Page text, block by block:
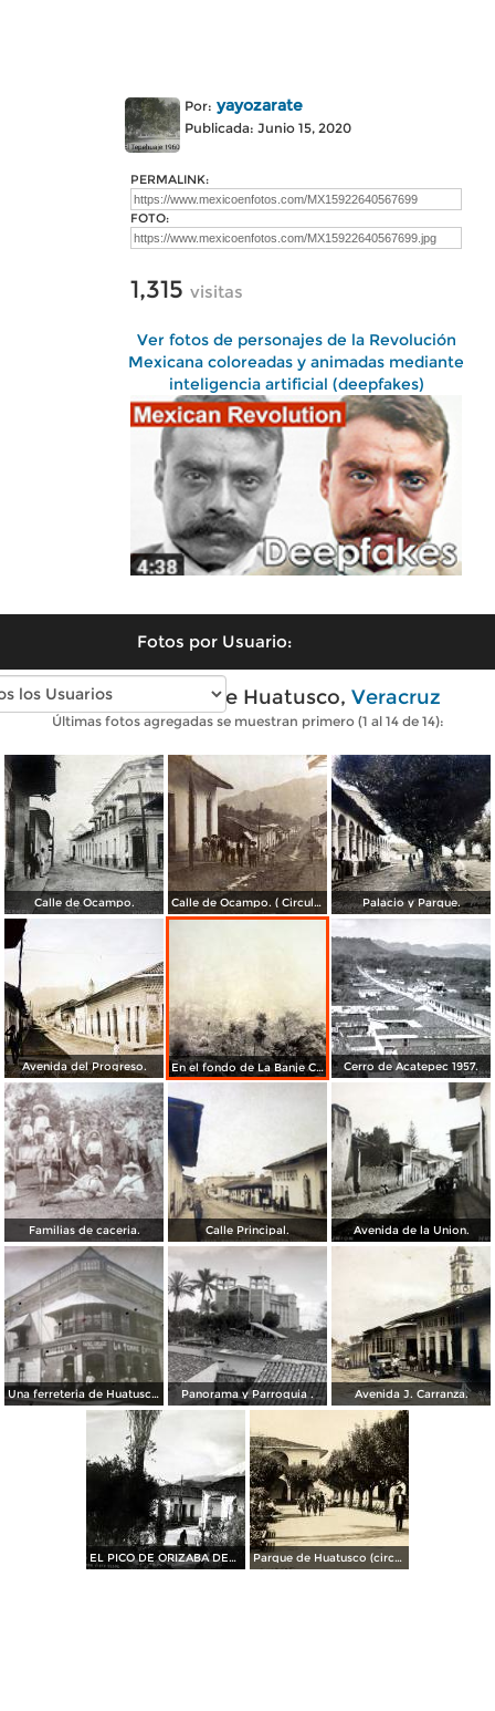
Por: yayozarate
Publicada: Junio 15, 2020
PERMALINK:
FOTO:
1,315 visitas
Ver fotos de personajes de la Revolución
Mexicana coloreadas y animadas mediante
inteligencia artificial (deepfakes)
Fotos por Usuario:
Fotos antiguas de Huatusco, Veracruz
Últimas fotos agregadas se muestran primero (1 al 14 de 14):
Calle de Ocampo. Calle de Ocampo. ( Circulada el 2 de Enero de 1910 ). Palacio y Parque.
Avenida del Progreso. En el fondo de La Banje Carretera Coscomatepec Cordoba. Cerro de Acatepec 1957.
Familias de caceria. Calle Principal. Avenida de la Union.
Una ferreteria de Huatusco, Veracruz. Panorama y Parroquia . Avenida J. Carranza.
EL PICO DE ORIZABA DESDE Parque de Huatusco (circa 1925)